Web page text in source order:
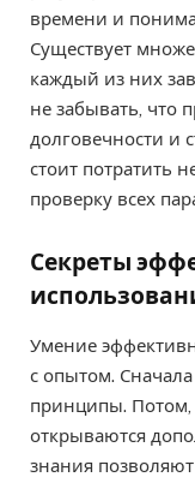
времени и
Существует
каждый из них
не забывать, что
долговечности и
стоит потратить
проверку всех
Секреты
Умение
с опытом.
принципы.
открываются
знания